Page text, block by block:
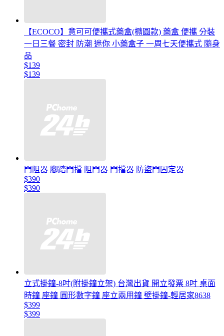
【ECOCO】意可可便攜式藥盒(橢圓款) 藥盒 便攜 分裝
一日三餐 密封 防潮 迷你 小藥盒子 一周七天便攜式 隨身
品
$139
$139
門阻器 腳踏門擋 阻門器 門擋器 防盜門固定器
$390
$390
立式掛鐘-8吋(附掛鐘立架) 台灣出貨 開立發票 8吋 桌面
時鐘 座鐘 圓形數字鐘 座立兩用鐘 壁掛鐘-輕居家8638
$399
$399